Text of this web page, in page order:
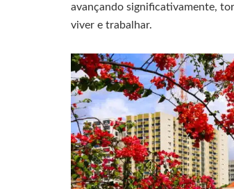
avançando significativamente,
viver e trabalhar.